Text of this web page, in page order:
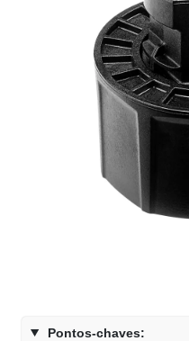
Pontos-chaves: